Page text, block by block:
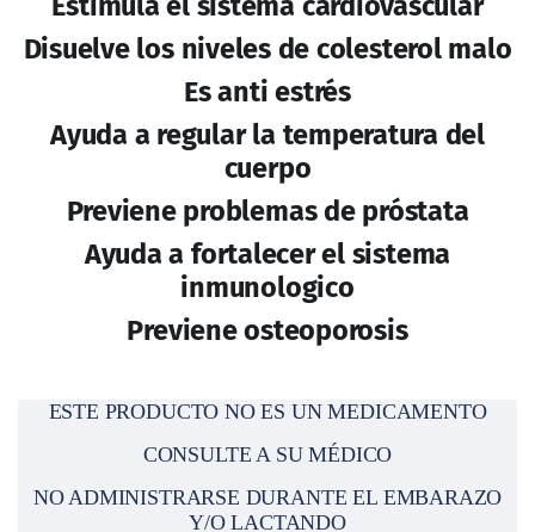
Estimula el sistema cardiovascular
Disuelve los niveles de colesterol malo
Es anti estrés
Ayuda a regular la temperatura del
cuerpo
Previene problemas de próstata
Ayuda a fortalecer el sistema
inmunologico
Previene osteoporosis
NO ADMINISTRARSE DURANTE EL EMBARAZO